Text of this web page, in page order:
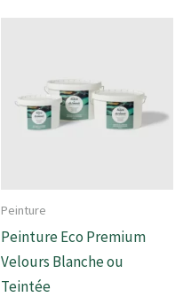
Peinture
Peinture Eco Premium
Velours Blanche ou
Teintée